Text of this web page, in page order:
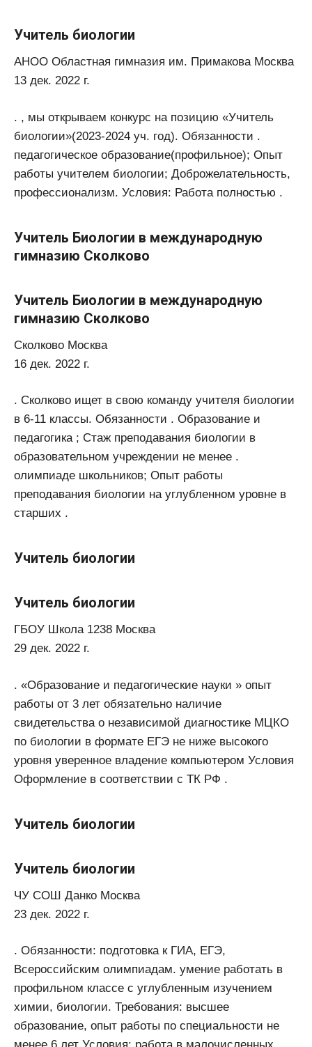
Учитель биологии
АНОО Областная гимназия им. Примакова Москва
13 дек. 2022 г.
. , мы открываем конкурс на позицию «Учитель
биологии»(2023-2024 уч. год). Обязанности .
педагогическое образование(профильное); Опыт
работы учителем биологии; Доброжелательность,
профессионализм. Условия: Работа полностью .
Учитель Биологии в международную
гимназию Сколково
Учитель Биологии в международную
гимназию Сколково
Сколково Москва
16 дек. 2022 г.
. Сколково ищет в свою команду учителя биологии
в 6-11 классы. Обязанности . Образование и
педагогика ; Стаж преподавания биологии в
образовательном учреждении не менее .
олимпиаде школьников; Опыт работы
преподавания биологии на углубленном уровне в
старших .
Учитель биологии
Учитель биологии
ГБОУ Школа 1238 Москва
29 дек. 2022 г.
. «Образование и педагогические науки » опыт
работы от 3 лет обязательно наличие
свидетельства о независимой диагностике МЦКО
по биологии в формате ЕГЭ не ниже высокого
уровня уверенное владение компьютером Условия
Оформление в соответствии с ТК РФ .
Учитель биологии
Учитель биологии
ЧУ СОШ Данко Москва
23 дек. 2022 г.
. Обязанности: подготовка к ГИА, ЕГЭ,
Всероссийским олимпиадам. умение работать в
профильном классе с углубленным изучением
химии, биологии. Требования: высшее
образование, опыт работы по специальности не